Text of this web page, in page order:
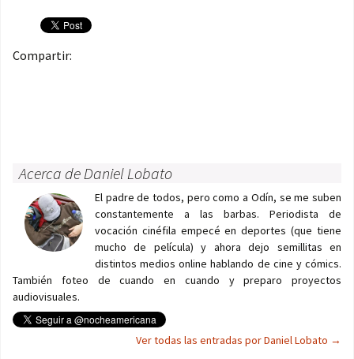
Compartir:
Acerca de Daniel Lobato
El padre de todos, pero como a Odín, se me suben
constantemente a las barbas. Periodista de
vocación cinéfila empecé en deportes (que tiene
mucho de película) y ahora dejo semillitas en
distintos medios online hablando de cine y cómics.
También foteo de cuando en cuando y preparo proyectos
audiovisuales.
Ver todas las entradas por Daniel Lobato →